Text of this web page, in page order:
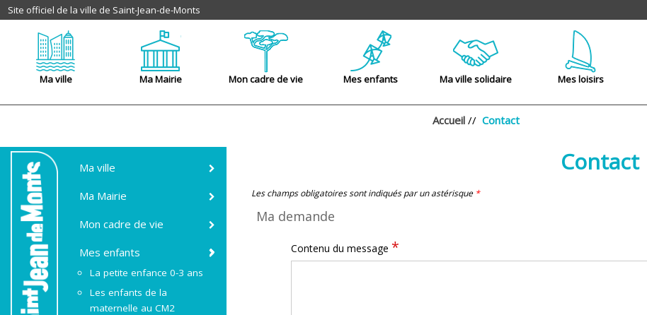
Site officiel de la ville de Saint-Jean-de-Monts
Ma ville Ma Mairie Mon cadre de vie Mes enfants Ma ville solidaire Mes loisirs
Accueil // Contact
Ma ville
Ma Mairie
Mon cadre de vie
Mes enfants
La petite enfance 0-3 ans
Les enfants de la
maternelle au CM2
Contact
Les champs obligatoires sont indiqués par un astérisque *
Ma demande
Contenu du message *